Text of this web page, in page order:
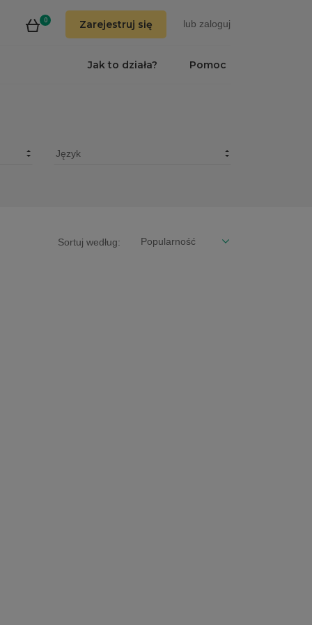
0 Zarejestruj się lub zaloguj
Pomoc
Jak to działa?
Sortuj według: